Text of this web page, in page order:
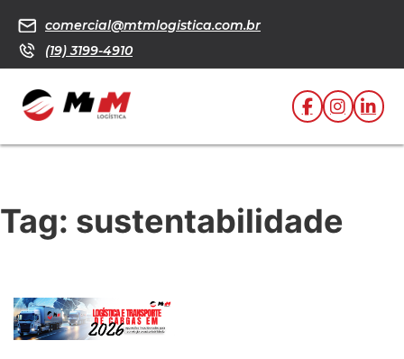
comercial@mtmlogistica.com.br
(19) 3199-4910
Tag: sustentabilidade